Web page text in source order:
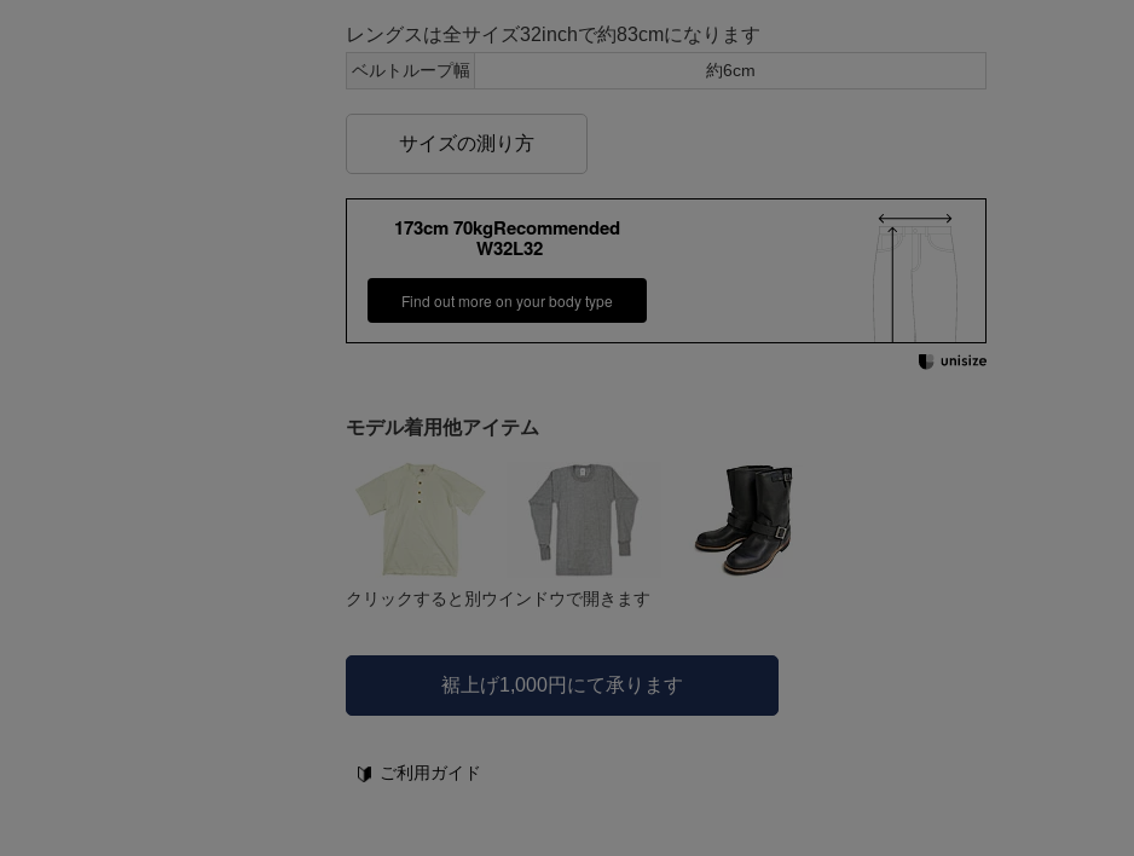
レングスは全サイズ32inchで約83cmになります
ベルトループ幅 約6cm
サイズの測り方
173cm 70kgRecommended
W32L32
Find out more on your body type
モデル着用他アイテム
クリックすると別ウインドウで開きます
裾上げ1,000円にて承ります
ご利用ガイド